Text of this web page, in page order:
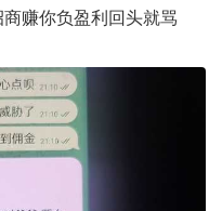
赚你负盈利回头就骂